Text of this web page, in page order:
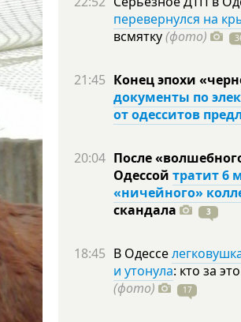
перевернулся на
всмятку(фото)
21:45 Конец эпохи
документы по
от одесситов
20:04 После
Одессой тратит 6
«ничейного»
скандала
3
18:45 В Одессе
и утонула: кто за
(фото)
17